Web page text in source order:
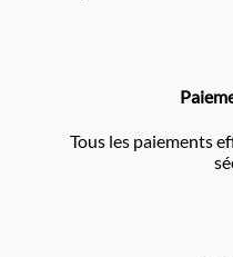
Tous les paiements